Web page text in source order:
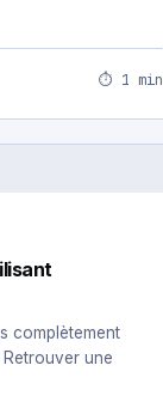
⏱ 1 min
complètement
une